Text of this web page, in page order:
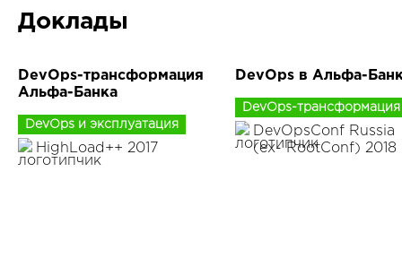
Доклады
DevOps-трансформация
Альфа-Банка
DevOps и эксплуатация
HighLoad++ 2017
DevOps в Альфа-
DevOps-трансформация
DevOpsConf Russia
(ex- RootConf) 2018